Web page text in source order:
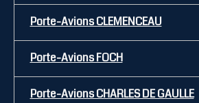
Porte-Avions CLEMENCEAU
Porte-Avions FOCH
Porte-Avions CHARLES DE GAULLE